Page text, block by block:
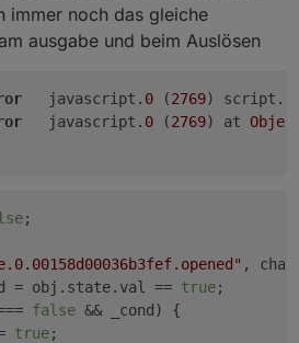
immer noch das gleiche
ausgabe und beim Auslösen
	javascript.
0 (2769)
	javascript.
0 (2769) at
;
,
= obj. state. val == true;
false && _cond) {
true;